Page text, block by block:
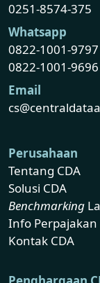
0251-8574-375
Whatsapp
0822-1001-9797
0822-1001-9696
Email
Perusahaan
Tentang CDA
Solusi CDA
Benchmarking
Info Perpajakan
Kontak CDA